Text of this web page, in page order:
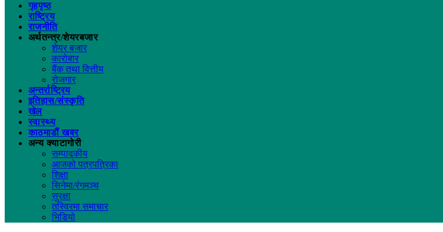
गृहपृष्ठ
राष्ट्रिय
राजनीति
अर्थतन्त्र/शेयरबजार
शेयर बजार
कारोबार
बैंक तथा वित्तीय
रोजगार
अन्तर्राष्ट्रिय
इतिहास/संस्कृति
खेल
स्वास्थ्य
काठमाडौं खबर
अन्य क्याटागोरी
सम्पादकीय
आजको पत्रपत्रिका
शिक्षा
सिनेमा/रंगमञ्च
सुरक्षा
तस्विरमा समाचार
भिडियो